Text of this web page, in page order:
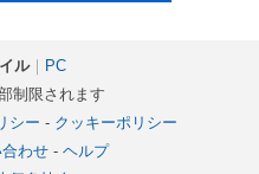
ル｜ PC
制限されます
シー - クッキーポリシー
わせ- ヘルプ